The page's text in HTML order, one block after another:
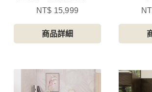
櫃
NT$ 15,999
商品詳細